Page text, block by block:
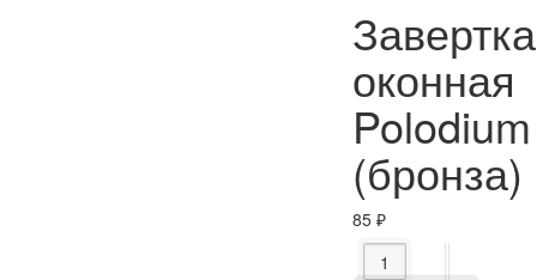
Завертка
оконная
Polodium
(бронза)
85₽
Количество товара